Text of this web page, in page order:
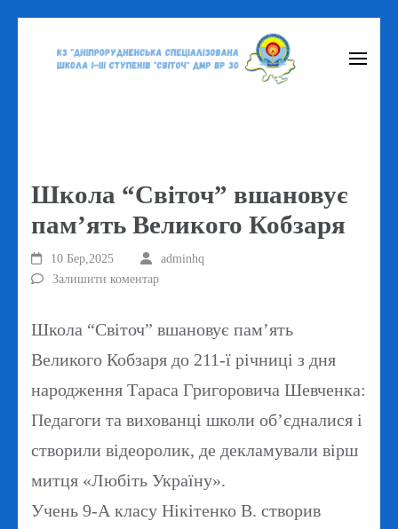
Школа “Світоч” вшановує
пам’ять Великого Кобзаря
10 Бер,2025
adminhq
Залишити коментар
Школа “Світоч” вшановує пам’ять
Великого Кобзаря до 211-ї річниці з дня
народження Тараса Григоровича Шевченка:
Педагоги та вихованці школи об’єдналися і
створили відеоролик, де декламували вірш
митця «Любіть Україну».
Учень 9-А класу Нікітенко В. створив